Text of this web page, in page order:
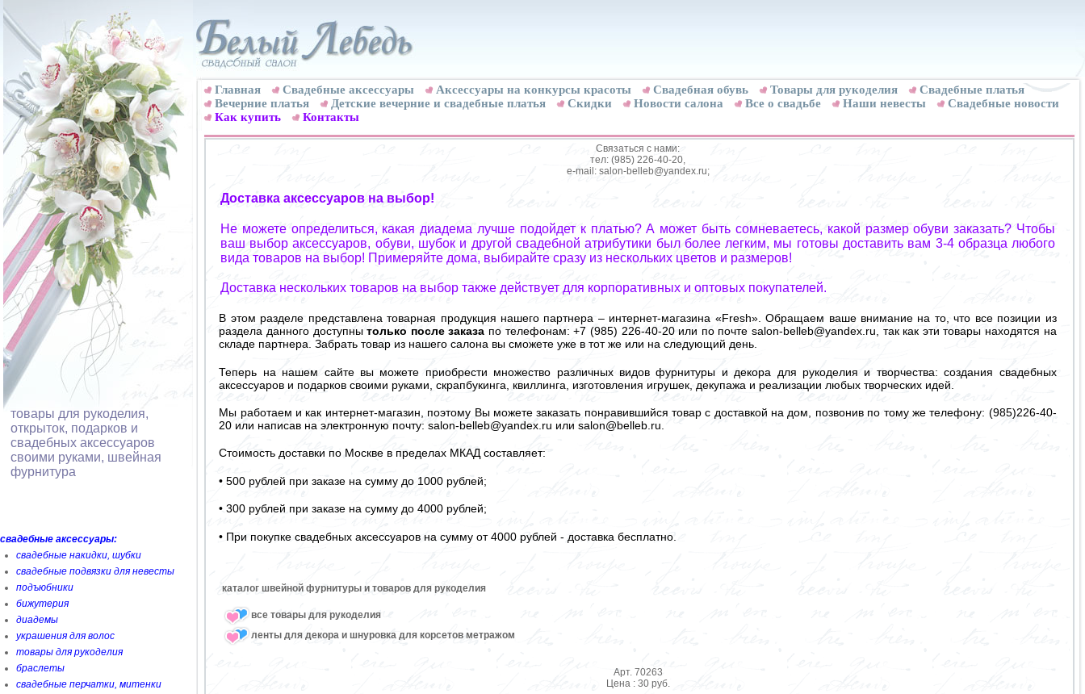
товары для рукоделия,
открыток, подарков и
свадебных аксессуаров
своими руками, швейная
фурнитура
свадебные аксессуары:
свадебные накидки, шубки
свадебные подвязки для невесты
подъюбники
бижутерия
диадемы
украшения для волос
товары для рукоделия
браслеты
свадебные перчатки, митенки
Главная Свадебные аксессуары Аксессуары на конкурсы красоты Свадебная обувь Товары для рукоделия
Cвадебные платья
Вечерние платья
Детские вечерние и свадебные платья Скидки Новости салона Все о свадьбе Наши невесты
Свадебные новости
Как купить
Контакты
Связаться с нами:
тел: (985) 226-40-20,
e-mail: salon-belleb@yandex.ru;
Доставка аксессуаров на выбор!
Не можете определиться, какая диадема лучше подойдет к платью? А может быть сомневаетесь, какой размер обуви заказать? Чтобы
ваш выбор аксессуаров, обуви, шубок и другой свадебной атрибутики был более легким, мы готовы доставить вам 3-4 образца любого
вида товаров на выбор! Примеряйте дома, выбирайте сразу из нескольких цветов и размеров!
Доставка нескольких товаров на выбор также действует для корпоративных и оптовых покупателей.
В этом разделе представлена товарная продукция нашего партнера – интернет-магазина «Fresh». Обращаем ваше внимание на то, что все позиции из
раздела данного доступнытолько после заказа по телефонам: +7 (985) 226-40-20 или по почте salon-belleb@yandex.ru, так как эти товары находятся на
складе партнера. Забрать товар из нашего салона вы сможете уже в тот же или на следующий день.
Теперь на нашем сайте вы можете приобрести множество различных видов фурнитуры и декора для рукоделия и творчества: создания свадебных
аксессуаров и подарков своими руками, скрапбукинга, квиллинга, изготовления игрушек, декупажа и реализации любых творческих идей.
Мы работаем и как интернет-магазин, поэтому Вы можете заказать понравившийся товар с доставкой на дом, позвонив по тому же телефону: (985)226-40-
20 или написав на электронную почту: salon-belleb@yandex.ru или salon@belleb.ru.
Стоимость доставки по Москве в пределах МКАД составляет:
• 500 рублей при заказе на сумму до 1000 рублей;
• 300 рублей при заказе на сумму до 4000 рублей;
• При покупке свадебных аксессуаров на сумму от 4000 рублей - доставка бесплатно.
каталог швейной фурнитуры и товаров для рукоделия
все товары для рукоделия
ленты для декора и шнуровка для корсетов метражом
Арт. 70263
Цена : 30 руб.